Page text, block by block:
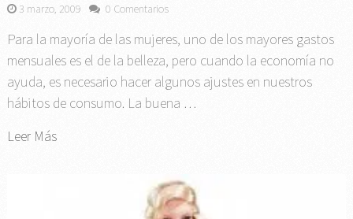
3 marzo, 2009 0 Comentarios
Para la mayoría de las mujeres, uno de los mayores gastos
mensuales es el de la belleza, pero cuando la economía no
ayuda, es necesario hacer algunos ajustes en nuestros
hábitos de consumo. La buena …
Leer Más